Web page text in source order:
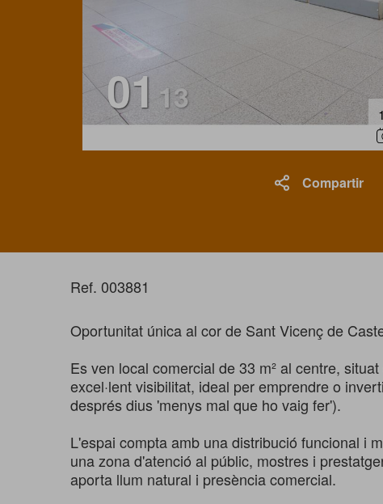
01 13
Compartir
Ref. 003881
Oportunitat única al cor de Sant Vicenç de
Es ven local comercial de 33 m² al centre,
excel·lent visibilitat, ideal per emprendre o
després dius 'menys mal que ho vaig fer').
L'espai compta amb una distribució funcional i
una zona d'atenció al públic, mostres i
aporta llum natural i presència comercial.